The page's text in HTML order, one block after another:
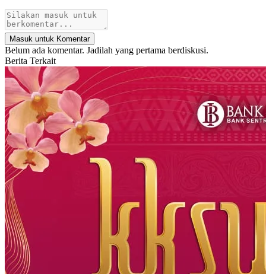
Masuk untuk Komentar
Belum ada komentar. Jadilah yang pertama berdiskusi.
Berita Terkait